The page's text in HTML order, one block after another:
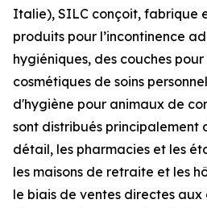
Italie), SILC conçoit, fabrique
produits pour l’incontinence
hygiéniques, des couches
cosmétiques de soins
d'hygiène pour animaux de
sont distribués principalement
détail, les pharmacies et les
les maisons de retraite et les
le biais de ventes directes aux